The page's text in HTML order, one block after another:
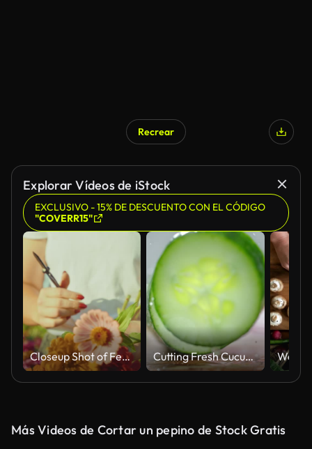
Recrear
Explorar Vídeos de iStock
EXCLUSIVO - 15% DE DESCUENTO CON EL CÓDIGO
"COVERR15"
Closeup Shot of Female Gardener Picking Flowers in Vibrant Garden on Sunny Day Cutting Fresh Cucumber with Sharp Knife on the Wooden Chopping Board in Slow Motion
Más Videos de Cortar un pepino de Stock Gratis